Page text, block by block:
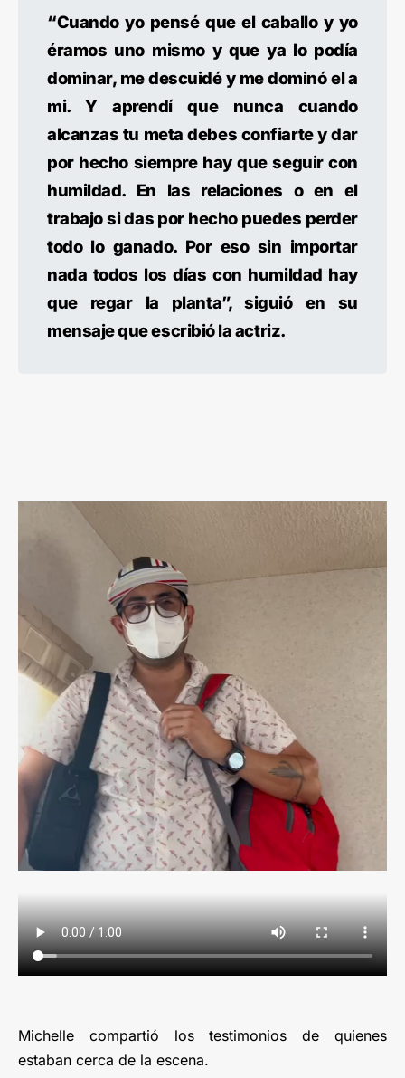
“Cuando yo pensé que el caballo y yo
éramos uno mismo y que ya lo podía
dominar, me descuidé y me dominó el a
mi. Y aprendí que nunca cuando
alcanzas tu meta debes confiarte y dar
por hecho siempre hay que seguir con
humildad. En las relaciones o en el
trabajo si das por hecho puedes perder
todo lo ganado. Por eso sin importar
nada todos los días con humildad hay
que regar la planta”, siguió en su
mensaje que escribió la actriz.
Michelle compartió los testimonios de quienes
estaban cerca de la escena.